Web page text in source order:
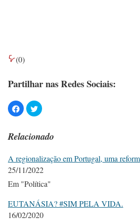
(0)
Partilhar nas Redes Sociais:
Relacionado
A regionalização em Portugal, uma
25/11/2022
Em "Política"
EUTANÁSIA? #SIM PELA VIDA.
16/02/2020